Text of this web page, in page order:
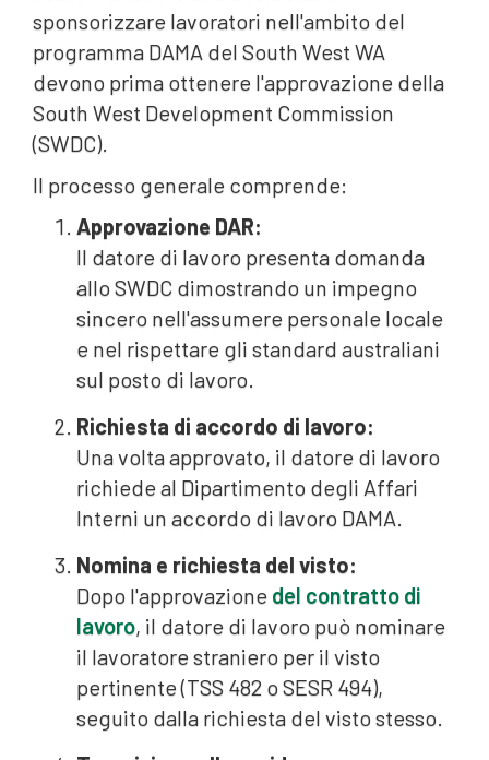
sponsorizzare lavoratori nell'ambito del
programma DAMA del South West WA
devono prima ottenere l'approvazione della
South West Development Commission
(SWDC).
Il processo generale comprende:
Approvazione DAR:
Il datore di lavoro presenta domanda
allo SWDC dimostrando un impegno
sincero nell'assumere personale locale
e nel rispettare gli standard australiani
sul posto di lavoro.
Richiesta di accordo di lavoro:
Una volta approvato, il datore di lavoro
richiede al Dipartimento degli Affari
Interni un accordo di lavoro DAMA.
Nomina e richiesta del visto:
Dopo l'approvazione del contratto di
lavoro, il datore di lavoro può nominare
il lavoratore straniero per il visto
pertinente (TSS 482 o SESR 494),
seguito dalla richiesta del visto stesso.